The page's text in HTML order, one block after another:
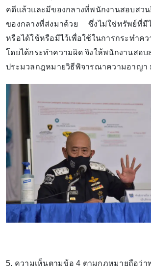
คดีแล้วและมีของกลางที่พนักงานสอบสว
ของกลางที่ส่งมาด้วย ซึ่งไม่ใช่ทรัพย์ที่มี
หรือได้ใช้หรือมีไว้เพื่อใช้ในการกระทำค
โดยได้กระทำความผิด จึงให้พนักงานสอบ
ประมวลกฎหมายวิธีพิจารณาความอาญา
5. ความเห็นตามข้อ 4 ตามกฎหมายถือว่า